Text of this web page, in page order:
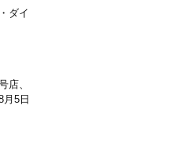
ダイ
店、
5日